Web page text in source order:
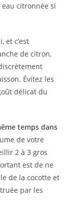
citronnée si
et c’est
de citron,
Évitez les
délicat du
temps dans
de votre
2 à 3 gros
est de ne
de la cocotte et
par les